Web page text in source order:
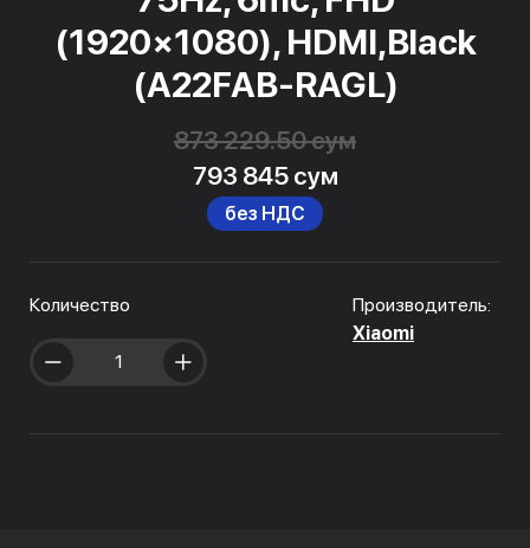
(1920×1080), HDMI,Black
(A22FAB-RAGL)
873 229.50 сум
793 845 сум
без НДС
Количество
Производитель:
Xiaomi